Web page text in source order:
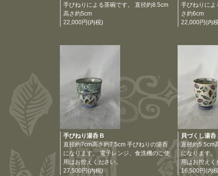
手びねりによる茶碗です。 直径約8.5cm
高さ約5cm
22,000円(内税)
手びねりによ
さ約6cm
22,000円(内
手びねり湯呑 B
直径約7cm高さ約7.5cm 手びねりの湯呑
になります。 電子レンジ、食洗機のご使
用はお控えください。
27,500円(内税)
貝づくし湯呑
直径約5.5cm
になります
用はお控えく
16,500円(内